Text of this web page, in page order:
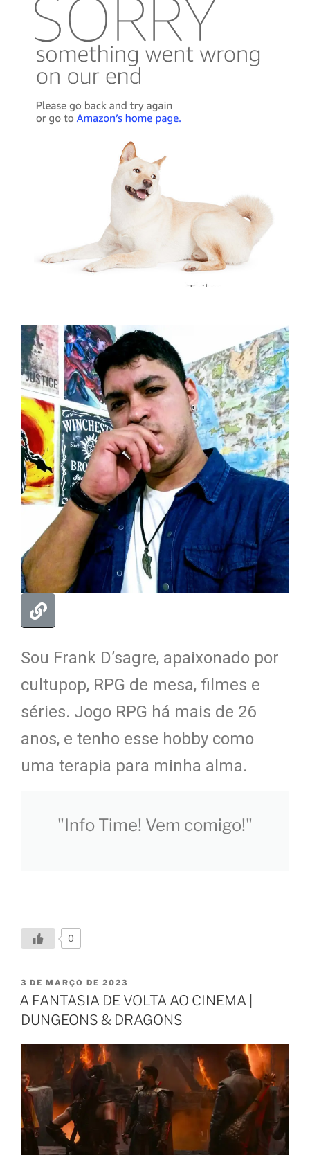
Sou Frank D’sagre, apaixonado por
cultupop, RPG de mesa, filmes e
séries. Jogo RPG há mais de 26
anos, e tenho esse hobby como
uma terapia para minha alma.
"Info Time! Vem comigo!"
0
3 DE MARÇO DE 2023
A FANTASIA DE VOLTA AO CINEMA |
DUNGEONS & DRAGONS